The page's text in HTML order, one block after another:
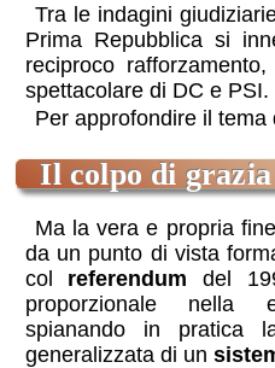
Tra le indagini
Prima Repubblica si
reciproco
spettacolare di DC e PSI.
Per approfondire il tema
il colpo di grazia
Ma la vera e propria
da un punto di vista
col referendum del
proporzionale nella
spianando in pratica
generalizzata di un